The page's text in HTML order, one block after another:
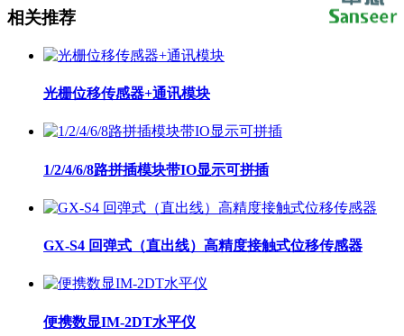
相关推荐
光栅位移传感器+通讯模块
1/2/4/6/8路拼插模块带IO显示可拼插
GX-S4 回弹式（直出线）高精度接触式位移传感器
便携数显IM-2DT水平仪